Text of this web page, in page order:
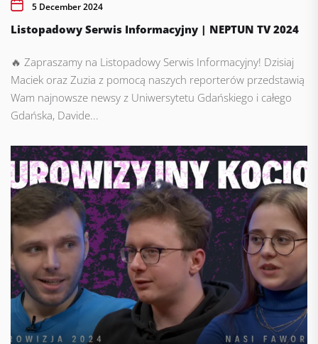
5 December 2024
Listopadowy Serwis Informacyjny | NEPTUN TV 2024
🔥 Zapraszamy na Listopadowy Serwis Informacyjny! Dzisiaj
Maciek oraz Zuzia z pomocą naszych reporterów przedstawią
Wam najnowsze newsy z Uniwersytetu Gdańskiego i całego
Gdańska, Davide...